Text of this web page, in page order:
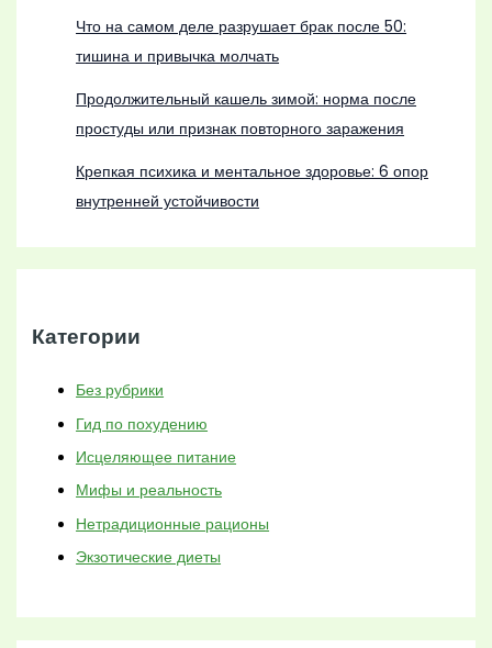
Что на самом деле разрушает брак после 50:
тишина и привычка молчать
Продолжительный кашель зимой: норма после
простуды или признак повторного заражения
Крепкая психика и ментальное здоровье: 6 опор
внутренней устойчивости
Категории
Без рубрики
Гид по похудению
Исцеляющее питание
Мифы и реальность
Нетрадиционные рационы
Экзотические диеты